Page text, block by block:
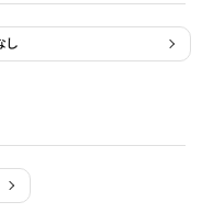
し